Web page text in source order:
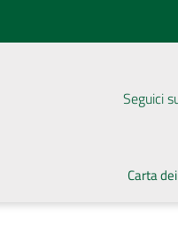
Seguici
Carta